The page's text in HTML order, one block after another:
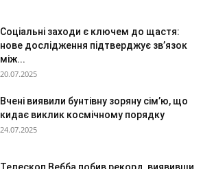
Соціальні заходи є ключем до щастя:
нове дослідження підтверджує зв’язок
між...
20.07.2025
Вчені виявили бунтівну зоряну сім’ю, що
кидає виклик космічному порядку
24.07.2025